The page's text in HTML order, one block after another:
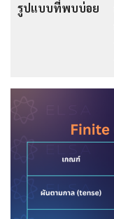
รูปแบบที่พบบ่อย